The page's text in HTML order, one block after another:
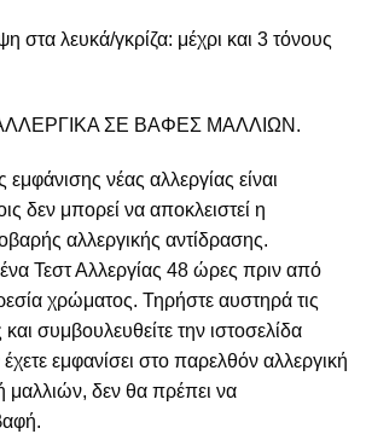
στα λευκά/γκρίζα: μέχρι και 3 τόνους
ΣΕ ΒΑΦΕΣ ΜΑΛΛΙΩΝ.
εμφάνισης νέας αλλεργίας είναι
δεν μπορεί να αποκλειστεί η
αλλεργικής αντίδρασης.
ένα Τεστ Αλλεργίας 48 ώρες πριν από
χρώματος. Τηρήστε αυστηρά τις
συμβουλευθείτε την ιστοσελίδα
εμφανίσει στο παρελθόν αλλεργική
μαλλιών, δεν θα πρέπει να